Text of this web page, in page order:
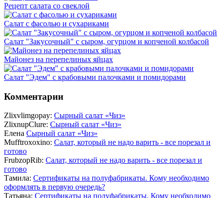
Рецепт салата со свеклой
Салат с фасолью и сухариками
Салат "Закусочный" с сыром, огурцом и копченой колбасой
Майонез на перепелиных яйцах
Салат "Эдем" с крабовыми палочками и помидорами
Комментарии
Zlixvlimgopay: Сырный салат «Чиз»
ZlixnupClure: Сырный салат «Чиз»
Елена Сырный салат «Чиз»
Mufftroxoxino: Салат, который не надо варить - все порезал и
готово
FrubzopRib: Салат, который не надо варить - все порезал и
готово
Тамила: Сертификаты на полуфабрикаты. Кому необходимо
оформлять в первую очередь?
Татьяна: Сертификаты на полуфабрикаты. Кому необходимо